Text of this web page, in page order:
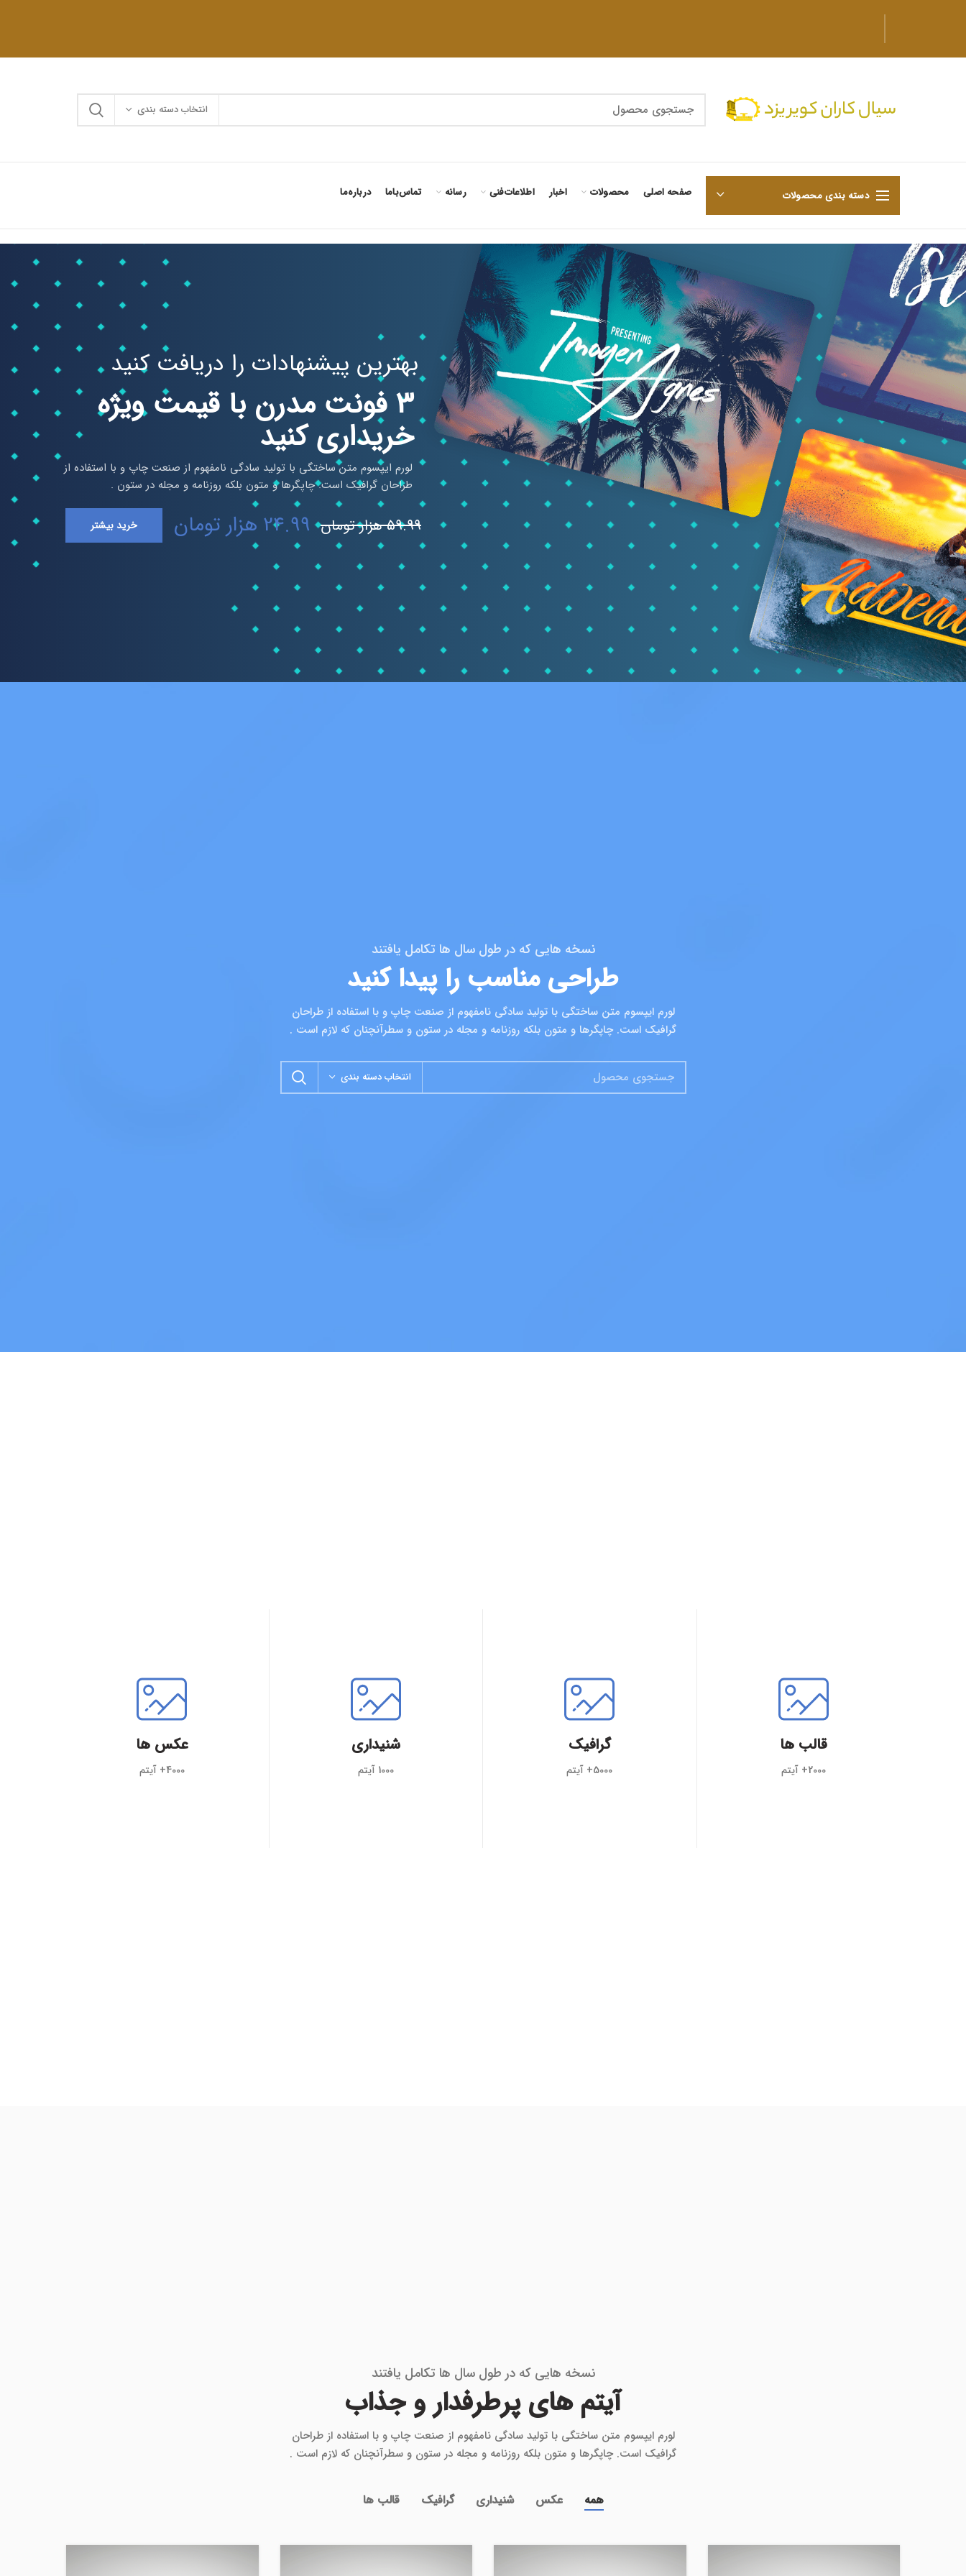
انتخاب دسته بندی
دسته بندی محصولات صفحه اصلی محصولات اخبار اطلاعات‌فنی رسانه تماس‌با‌ما درباره‌ما
3 فونت مدرن با قیمت ویژه
خریداری کنید
بهترین پیشنهادات را دریافت کنید
لورم ایپسوم متن ساختگی با تولید سادگی نامفهوم از صنعت چاپ و با استفاده از
طراحان گرافیک است. چاپگرها و متون بلکه روزنامه و مجله در ستون .
خرید بیشتر 24.99 هزار تومان 59.99 هزار تومان
نسخه هایی که در طول سال ها تکامل یافتند
طراحی مناسب را پیدا کنید
لورم ایپسوم متن ساختگی با تولید سادگی نامفهوم از صنعت چاپ و با استفاده از طراحان
گرافیک است. چاپگرها و متون بلکه روزنامه و مجله در ستون و سطرآنچنان که لازم است .
انتخاب دسته بندی
عکس ها
4000+ آیتم
شنیداری
1000 آیتم
گرافیک
5000+ آیتم
قالب ها
2000+ آیتم
نسخه هایی که در طول سال ها تکامل یافتند
آیتم های پرطرفدار و جذاب
لورم ایپسوم متن ساختگی با تولید سادگی نامفهوم از صنعت چاپ و با استفاده از طراحان
گرافیک است. چاپگرها و متون بلکه روزنامه و مجله در ستون و سطرآنچنان که لازم است .
همه عکس شنیداری گرافیک قالب ها